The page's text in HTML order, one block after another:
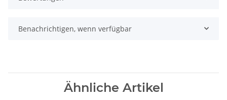
Benachrichtigen, wenn verfügbar
Ähnliche Artikel